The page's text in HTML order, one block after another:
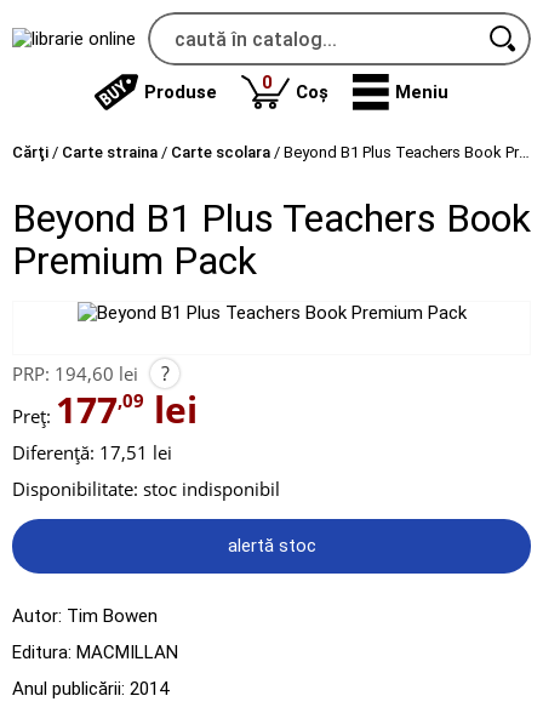
Produse 0produse
Coș Meniu
Cărţi / Carte straina / Carte scolara / Beyond B1 Plus Teachers Book Premium Pack
Beyond B1 Plus Teachers Book
Premium Pack
PRP: 194,60 lei ?
Preț: 177,09 lei
Diferență: 17,51 lei
Disponibilitate: stoc indisponibil
alertă stoc
Autor: Tim Bowen
Editura: MACMILLAN
Anul publicării: 2014